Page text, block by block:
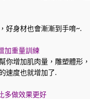
好身材也會漸漸到手唷~.
加重量訓練
你增加肌肉量，雕塑體形，
速度也就增加了.
多做效果更好